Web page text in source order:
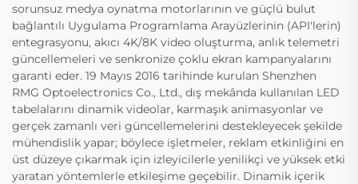
sorunsuz medya oynatma motorlarının ve güçlü bulut
bağlantılı Uygulama Programlama Arayüzlerinin (API'lerin)
entegrasyonu, akıcı 4K/8K video oluşturma, anlık telemetri
güncellemeleri ve senkronize çoklu ekran kampanyalarını
garanti eder. 19 Mayıs 2016 tarihinde kurulan Shenzhen
RMG Optoelectronics Co., Ltd., dış mekânda kullanılan LED
tabelalarını dinamik videolar, karmaşık animasyonlar ve
gerçek zamanlı veri güncellemelerini destekleyecek şekilde
mühendislik yapar; böylece işletmeler, reklam etkinliğini en
üst düzeye çıkarmak için izleyicilerle yenilikçi ve yüksek etki
yaratan yöntemlerle etkileşime geçebilir. Dinamik içerik